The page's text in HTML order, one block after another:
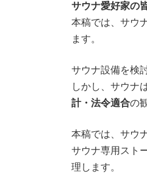
サウナ愛好家の
本稿では、サウ
ます。
サウナ設備を検
しかし、サウナ
計・法令適合の
本稿では、サウ
サウナ専用スト
理します。